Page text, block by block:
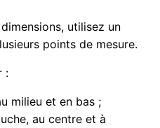
utilisez un
points de mesure.
:
milieu et en bas ;
au centre et à